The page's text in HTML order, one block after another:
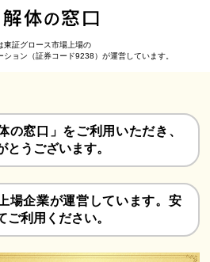
東証グロース市場上場の
ション（証券コード9238）が運営しています。
の窓口」をご利用いただき、
とうございます。
場企業が運営しています。安
ご利用ください。